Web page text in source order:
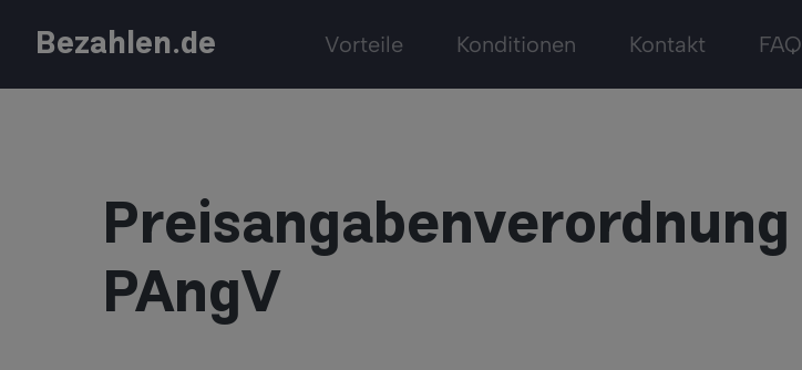
Bezahlen.de Vorteile Konditionen Kontakt FAQ
Preisangabenverordnung
PAngV